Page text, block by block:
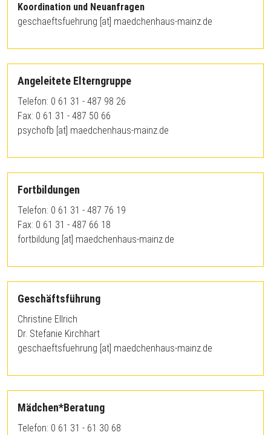
Koordination und Neuanfragen
geschaeftsfuehrung [at] maedchenhaus-mainz.de
Angeleitete Elterngruppe
Telefon: 0 61 31 - 487 98 26
Fax: 0 61 31 - 487 50 66
psychofb [at] maedchenhaus-mainz.de
Fortbildungen
Telefon: 0 61 31 - 487 76 19
Fax: 0 61 31 - 487 66 18
fortbildung [at] maedchenhaus-mainz.de
Geschäftsführung
Christine Ellrich
Dr. Stefanie Kirchhart
geschaeftsfuehrung [at] maedchenhaus-mainz.de
Mädchen*Beratung
Telefon: 0 61 31 - 61 30 68